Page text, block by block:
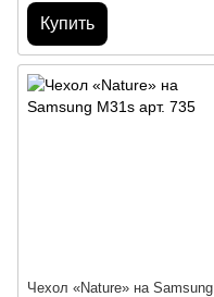
Купить
Чехол «Nature» на Samsung